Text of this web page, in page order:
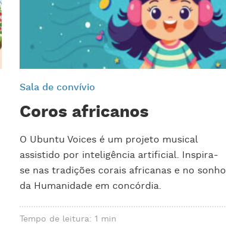
Sala de convívio
Coros africanos
O Ubuntu Voices é um projeto musical
assistido por inteligência artificial. Inspira-
se nas tradições corais africanas e no sonho
da Humanidade em concórdia.
Tempo de leitura: 1 min